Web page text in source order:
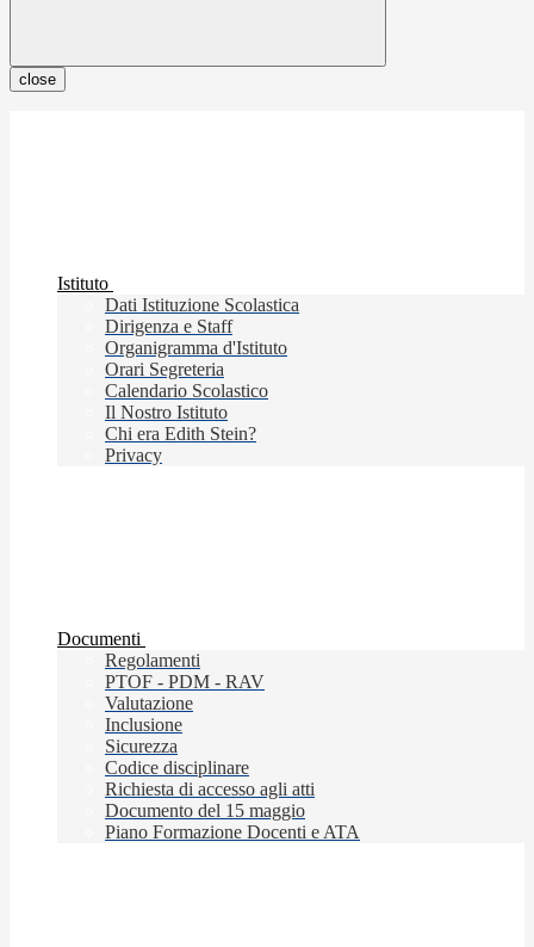
close
Istituto
Dati Istituzione Scolastica
Dirigenza e Staff
Organigramma d'Istituto
Orari Segreteria
Calendario Scolastico
Il Nostro Istituto
Chi era Edith Stein?
Privacy
Documenti
Regolamenti
PTOF - PDM - RAV
Valutazione
Inclusione
Sicurezza
Codice disciplinare
Richiesta di accesso agli atti
Documento del 15 maggio
Piano Formazione Docenti e ATA